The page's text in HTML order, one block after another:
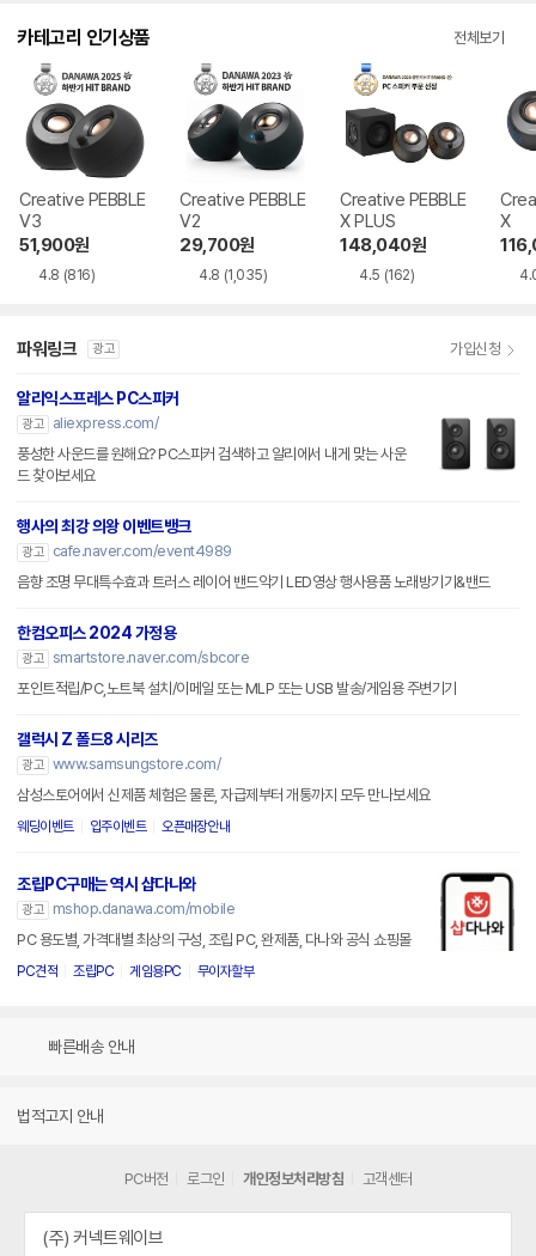
카테고리 인기상품 전체보기
Creative PEBBLE
V3
51,900원
4.8 (816)
Creative PEBBLE
V2
29,700원
4.8 (1,035)
Creative PEBBLE
X PLUS
148,040원
4.5 (162)
X
파워링크 광고 가입신청
알리익스프레스 PC스피커
광고
aliexpress.com/
풍성한 사운드를 원해요? PC스피커 검색하고 알리에서 내게 맞는 사운
드 찾아보세요
행사의 최강 의왕 이벤트뱅크
광고
cafe.naver.com/event4989
음향 조명 무대특수효과 트러스 레이어 밴드악기 LED영상 행사용품 노래방기기&밴드
한컴오피스 2024 가정용
광고 smartstore.naver.com/sbcore
포인트적립/PC,노트북 설치/이메일 또는 MLP 또는 USB 발송/게임용 주변기기
갤럭시 Z 폴드8 시리즈
광고 www.samsungstore.com/
삼성스토어에서 신제품 체험은 물론, 자급제부터 개통까지 모두 만나보세요
웨딩이벤트 입주이벤트 오픈매장안내
조립PC구매는 역시 샵다나와
광고
mshop.danawa.com/mobile
PC 용도별, 가격대별 최상의 구성, 조립 PC, 완제품, 다나와 공식 쇼핑몰
PC견적 조립PC 게임용PC 무이자할부
빠른배송 안내
법적고지 안내
PC버전 로그인 개인정보처리방침 고객센터
(주) 커넥트웨이브